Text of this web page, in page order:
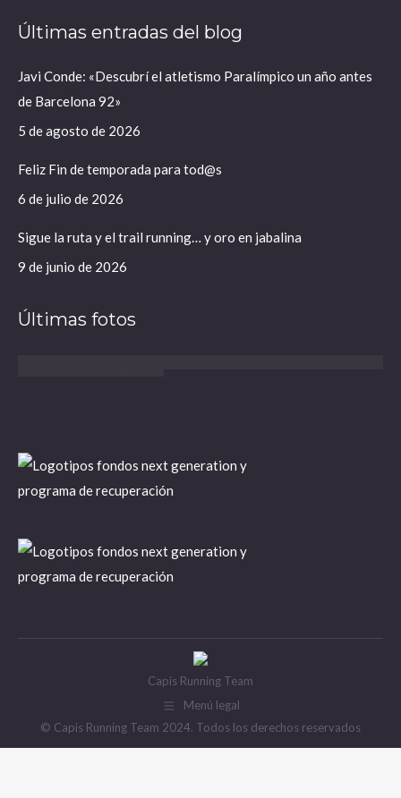
se
en
una
ventana
se
en
una
ventana
Últimas entradas del blog
Javi Conde: «Descubrí el atletismo Paralímpico un año antes
de Barcelona 92»
5 de agosto de 2026
Feliz Fin de temporada para tod@s
6 de julio de 2026
Sigue la ruta y el trail running… y oro en jabalina
9 de junio de 2026
Últimas fotos
Capis Running Team
Menú legal
© Capis Running Team 2024. Todos los derechos reservados